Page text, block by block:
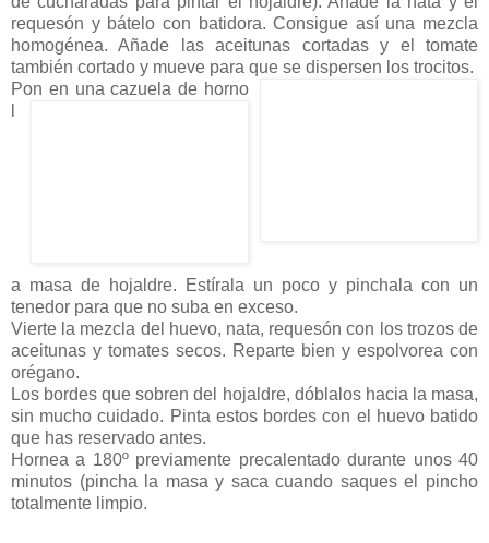
requesón y bátelo con batidora. Consigue así una mezcla
homogénea. Añade las aceitunas cortadas y el tomate
también cortado y mueve para que se dispersen los trocitos.
Pon en una cazuela de horno
a masa de hojaldre. Estírala un poco y pinchala con un
tenedor para que no suba en exceso.
Vierte la mezcla del huevo, nata, requesón con los trozos de
aceitunas y tomates secos. Reparte bien y espolvorea con
orégano.
Los bordes que sobren del hojaldre, dóblalos hacia la masa,
sin mucho cuidado. Pinta estos bordes con el huevo batido
que has reservado antes.
Hornea a 180º previamente precalentado durante unos 40
minutos (pincha la masa y saca cuando saques el pincho
totalmente limpio.